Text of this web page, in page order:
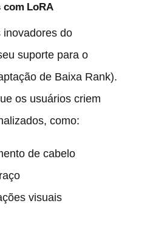
com LoRA
inovadores do
suporte para o
de Baixa Rank).
os usuários criem
como:
de cabelo
visuais